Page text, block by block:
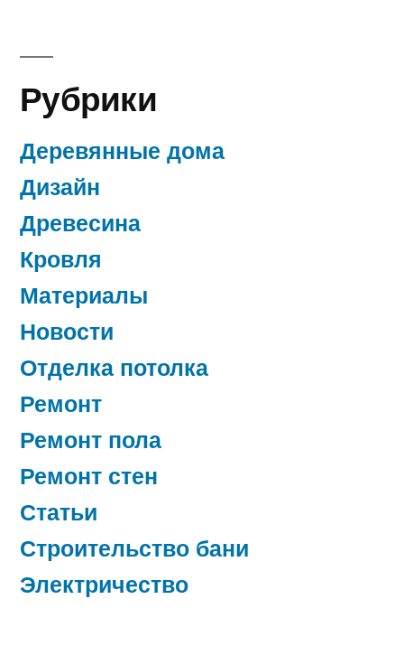
Рубрики
Деревянные дома
Дизайн
Древесина
Кровля
Материалы
Новости
Отделка потолка
Ремонт
Ремонт пола
Ремонт стен
Статьи
Строительство бани
Электричество